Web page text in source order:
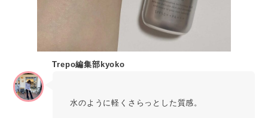
Trepo編集部kyoko
水のように軽くさらっとした質感。